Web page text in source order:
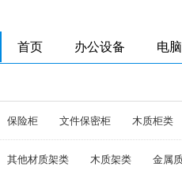
首页 办公设备 电
保险柜 文件保密柜 木质柜类
其他材质架类 木质架类 金属